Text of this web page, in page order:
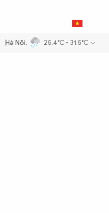
quốc gia Thực hiện Nghị
Hà Nội, 25.4°C - 31.5°C